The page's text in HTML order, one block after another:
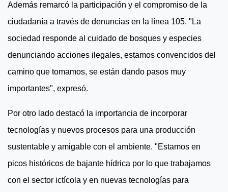
Además remarcó la participación y el compromiso de la
ciudadanía a través de denuncias en la línea 105. "La
sociedad responde al cuidado de bosques y especies
denunciando acciones ilegales, estamos convencidos del
camino que tomamos, se están dando pasos muy
importantes", expresó.
Por otro lado destacó la importancia de incorporar
tecnologías y nuevos procesos para una producción
sustentable y amigable con el ambiente. "Estamos en
picos históricos de bajante hídrica por lo que trabajamos
con el sector ictícola y en nuevas tecnologías para